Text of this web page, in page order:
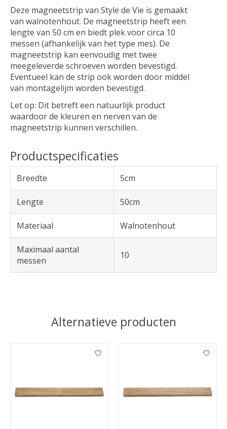
Deze magneetstrip van Style de Vie is gemaakt
van walnotenhout. De magneetstrip heeft een
lengte van 50 cm en biedt plek voor circa 10
messen (afhankelijk van het type mes). De
magneetstrip kan eenvoudig met twee
meegeleverde schroeven worden bevestigd.
Eventueel kan de strip ook worden door middel
van montagelijm worden bevestigd.
Let op: Dit betreft een natuurlijk product
waardoor de kleuren en nerven van de
magneetstrip kunnen verschillen.
Productspecificaties
Breedte 5cm
Lengte 50cm
Materiaal Walnotenhout
Maximaal aantal
messen
10
Alternatieve producten
Items van productcarrousel